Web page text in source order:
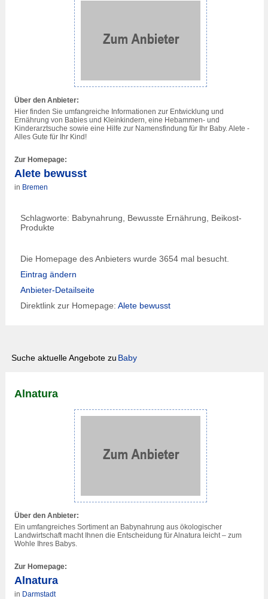
Über den Anbieter:
Hier finden Sie umfangreiche Informationen zur Entwicklung und
Ernährung von Babies und Kleinkindern, eine Hebammen- und
Kinderarztsuche sowie eine Hilfe zur Namensfindung für Ihr Baby. Alete -
Alles Gute für Ihr Kind!
Zur Homepage:
Alete bewusst
in Bremen
Schlagworte: Babynahrung, Bewusste Ernährung, Beikost-
Produkte
Die Homepage des Anbieters wurde 3654 mal besucht.
Eintrag ändern
Anbieter-Detailseite
Direktlink zur Homepage: Alete bewusst
Suche aktuelle Angebote zuBaby
Alnatura
Über den Anbieter:
Ein umfangreiches Sortiment an Babynahrung aus ökologischer
Landwirtschaft macht Ihnen die Entscheidung für Alnatura leicht – zum
Wohle Ihres Babys.
Zur Homepage:
Alnatura
in Darmstadt